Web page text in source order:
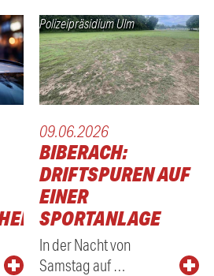
Polizeipräsidium Ulm
09.06.2026
BIBERACH:
DRIFTSPUREN AUF
EINER
SPORTANLAGE
In der Nacht von
Samstag auf …